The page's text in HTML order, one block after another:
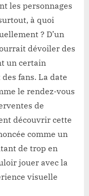
les personnages
à quoi
? D’un
dévoiler des
un certain
fans. La date
le rendez-vous
de
découvrir cette
comme un
de trop en
jouer avec la
visuelle